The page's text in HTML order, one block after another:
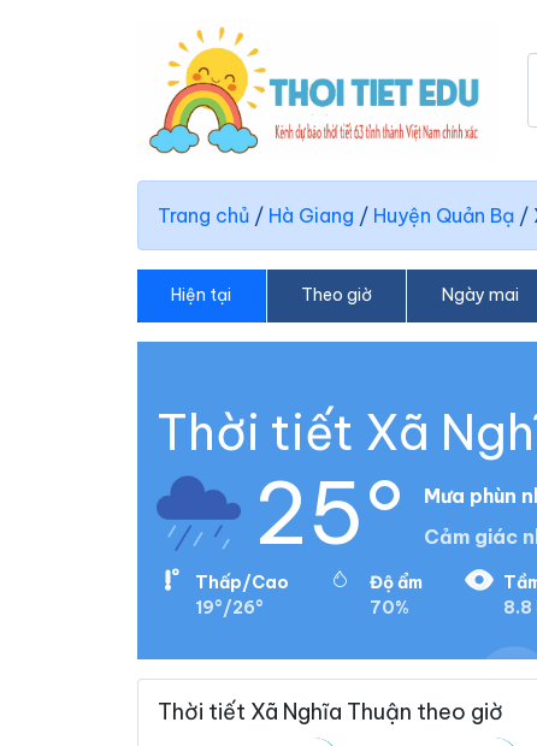
Trang chủ / Hà Giang / Huyện Quản Bạ /
Hiện tại Theo giờ Ngày mai
Thời tiết Xã
25°
Mưa phùn
Cảm giác
Thấp/Cao
19°/26°
Độ ẩm
70%
8.8
Thời tiết Xã Nghĩa Thuận theo giờ